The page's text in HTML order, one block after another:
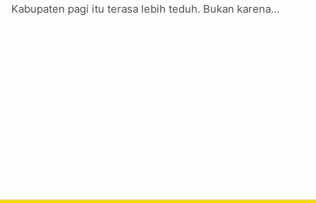
Kabupaten pagi itu terasa lebih teduh. Bukan karena